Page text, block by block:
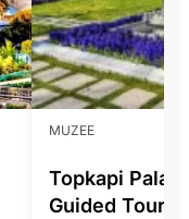
MUZEE
Topkapi
Guided Tour